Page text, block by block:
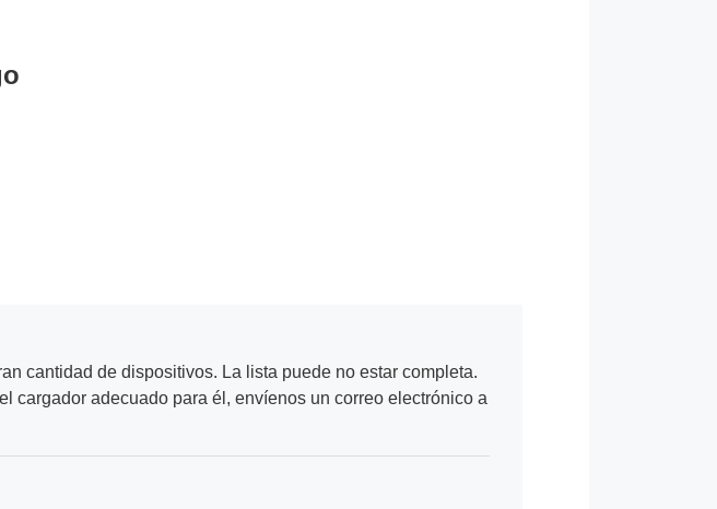
cantidad de dispositivos. La lista puede no estar completa.
cargador adecuado para él, envíenos un correo electrónico a